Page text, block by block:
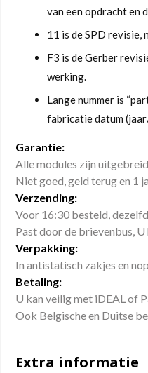
van een opdracht en
11 is de SPD
F3 is de Gerber
werking.
Lange nummer is
fabricatie datum
Garantie:
Alle modules zijn
Niet goed, geld terug en 1
Verzending:
Voor 16:30 besteld,
Past door de brievenbus,
Verpakking:
In antistatisch zakjes en
Betaling:
U kan veilig met iDEAL of
Ook Belgische en Duitse
Extra informatie